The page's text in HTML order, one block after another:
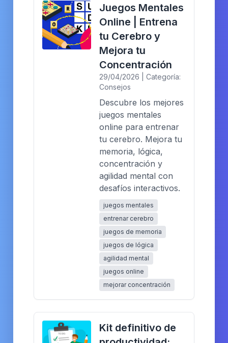
Juegos Mentales
Online | Entrena
tu Cerebro y
Mejora tu
Concentración
29/04/2026 | Categoría:
Consejos
Descubre los mejores
juegos mentales
online para entrenar
tu cerebro. Mejora tu
memoria, lógica,
concentración y
agilidad mental con
desafíos interactivos.
juegos mentales
entrenar cerebro
juegos de memoria
juegos de lógica
agilidad mental
juegos online
mejorar concentración
Kit definitivo de